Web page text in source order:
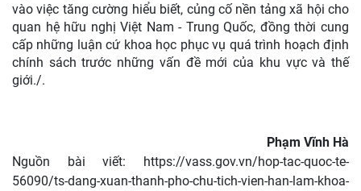
vào việc tăng cường hiểu biết, củng cố nền tảng xã hội cho
quan hệ hữu nghị Việt Nam - Trung Quốc, đồng thời cung
cấp những luận cứ khoa học phục vụ quá trình hoạch định
chính sách trước những vấn đề mới của khu vực và thế
giới./.
Phạm Vĩnh Hà
Nguồn bài viết: https://vass.gov.vn/hop-tac-quoc-te-
56090/ts-dang-xuan-thanh-pho-chu-tich-vien-han-lam-khoa-